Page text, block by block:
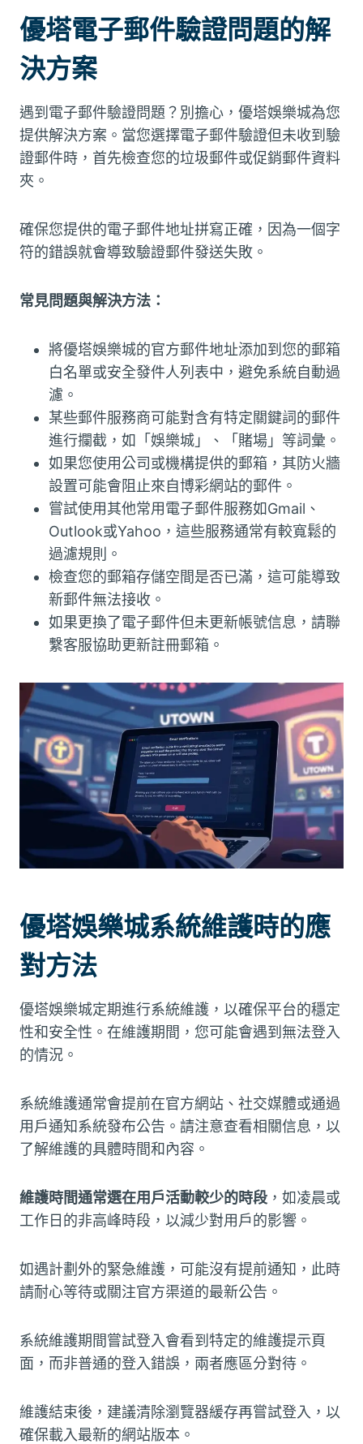
優塔電子郵件驗證問題的解
決方案
遇到電子郵件驗證問題？別擔心，優塔娛樂城為您
提供解決方案。當您選擇電子郵件驗證但未收到驗
證郵件時，首先檢查您的垃圾郵件或促銷郵件資料
夾。
確保您提供的電子郵件地址拼寫正確，因為一個字
符的錯誤就會導致驗證郵件發送失敗。
常見問題與解決方法：
將優塔娛樂城的官方郵件地址添加到您的郵箱
白名單或安全發件人列表中，避免系統自動過
濾。
某些郵件服務商可能對含有特定關鍵詞的郵件
進行攔截，如「娛樂城」、「賭場」等詞彙。
如果您使用公司或機構提供的郵箱，其防火牆
設置可能會阻止來自博彩網站的郵件。
嘗試使用其他常用電子郵件服務如Gmail、
Outlook或Yahoo，這些服務通常有較寬鬆的
過濾規則。
檢查您的郵箱存儲空間是否已滿，這可能導致
新郵件無法接收。
如果更換了電子郵件但未更新帳號信息，請聯
繫客服協助更新註冊郵箱。
優塔娛樂城系統維護時的應
對方法
優塔娛樂城定期進行系統維護，以確保平台的穩定
性和安全性。在維護期間，您可能會遇到無法登入
的情況。
系統維護通常會提前在官方網站、社交媒體或通過
用戶通知系統發布公告。請注意查看相關信息，以
了解維護的具體時間和內容。
維護時間通常選在用戶活動較少的時段 ，如凌晨或
工作日的非高峰時段，以減少對用戶的影響。
如遇計劃外的緊急維護，可能沒有提前通知，此時
請耐心等待或關注官方渠道的最新公告。
系統維護期間嘗試登入會看到特定的維護提示頁
面，而非普通的登入錯誤，兩者應區分對待。
維護結束後，建議清除瀏覽器緩存再嘗試登入，以
確保載入最新的網站版本。